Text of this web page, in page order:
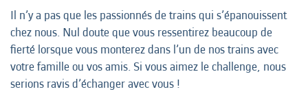
Il n’y a pas que les passionnés de trains qui s’épanouissent
chez nous. Nul doute que vous ressentirez beaucoup de
fierté lorsque vous monterez dans l’un de nos trains avec
votre famille ou vos amis. Si vous aimez le challenge, nous
serions ravis d’échanger avec vous !